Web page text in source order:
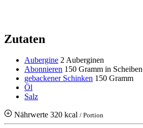
Zutaten
Aubergine 2 Auberginen
Abonnieren 150 Gramm in Scheiben
gebackener Schinken 150 Gramm
Öl
Salz
Nährwerte 320 kcal / Portion